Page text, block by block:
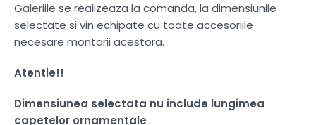
Galeriile se realizeaza la comanda, la dimensiunile
selectate si vin echipate cu toate accesoriile
necesare montarii acestora.
Atentie!!
Dimensiunea selectata nu include lungimea
capetelor ornamentale